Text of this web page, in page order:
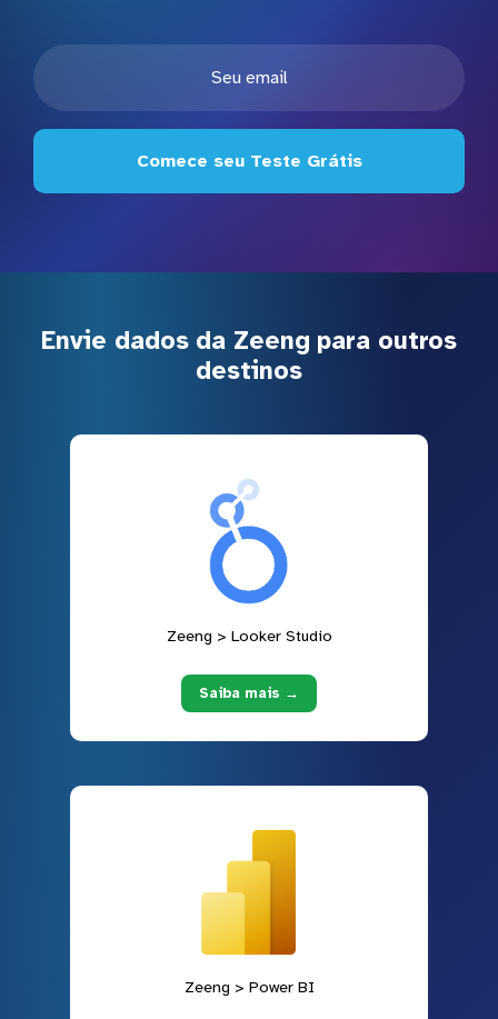
Comece seu Teste Grátis
Envie dados da Zeeng para outros
destinos
Zeeng > Looker Studio
Saiba mais →
Zeeng > Power BI